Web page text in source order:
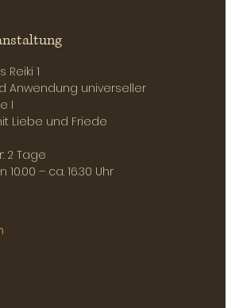
Reiki 1
Anwendung universeller
I
Liebe und Friede
2 Tage
10.00 – ca. 16.30 Uhr